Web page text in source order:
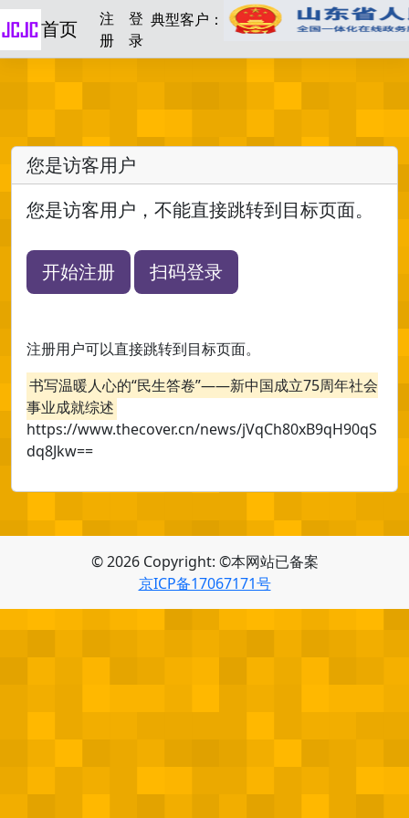
首页
注
册
登
录
典型客户：
您是访客用户
您是访客用户，不能直接跳转到目标页面。
开始注册 扫码登录
注册用户可以直接跳转到目标页面。
书写温暖人心的“民生答卷”——新中国成立75周年社会
事业成就综述
https://www.thecover.cn/news/jVqCh80xB9qH90qS
dq8Jkw==
© 2026 Copyright: ©本网站已备案
京ICP备17067171号